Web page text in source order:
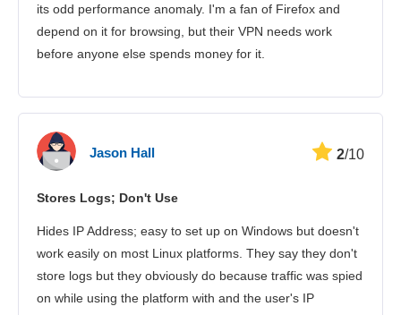
its odd performance anomaly. I'm a fan of Firefox and
depend on it for browsing, but their VPN needs work
before anyone else spends money for it.
Jason Hall 2/10
Stores Logs; Don't Use
Hides IP Address; easy to set up on Windows but doesn't
work easily on most Linux platforms. They say they don't
store logs but they obviously do because traffic was spied
on while using the platform with and the user's IP